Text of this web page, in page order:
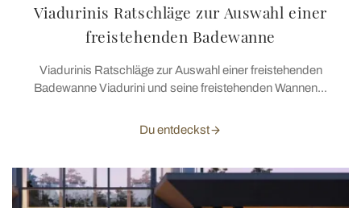
Viadurinis Ratschläge zur Auswahl einer
freistehenden Badewanne
Viadurinis Ratschläge zur Auswahl einer freistehenden
Badewanne Viadurini und seine freistehenden Wannen...
Du entdeckst